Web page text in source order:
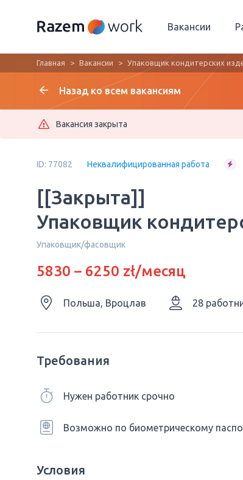
Вакансии
Главная Вакансии Упаковщик кондитерских
Назад ко всем вакансиям
Вакансия закрыта
ID: 77082 Неквалифицированная работа
[[Закрыта]]
Упаковщик
Упаковщик/фасовщик
5830 – 6250 zł/месяц
Польша, Вроцлав 28
Требования
Нужен работник срочно
Возможно по биометрическому
Условия